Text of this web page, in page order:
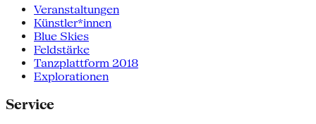
Veranstaltungen
Künstler*innen
Blue Skies
Feldstärke
Tanzplattform 2018
Explorationen
Service